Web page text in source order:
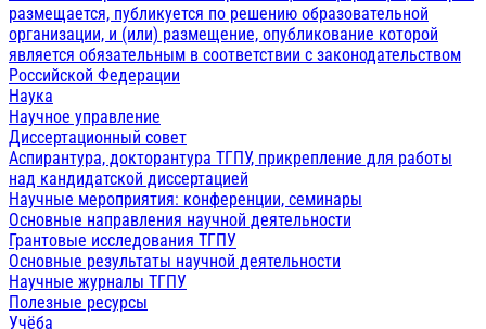
размещается, публикуется по решению образовательной
организации, и (или) размещение, опубликование которой
является обязательным в соответствии с законодательством
Российской Федерации
Наука
Научное управление
Диссертационный совет
Аспирантура, докторантура ТГПУ, прикрепление для работы
над кандидатской диссертацией
Научные мероприятия: конференции, семинары
Основные направления научной деятельности
Грантовые исследования ТГПУ
Основные результаты научной деятельности
Научные журналы ТГПУ
Полезные ресурсы
Учёба